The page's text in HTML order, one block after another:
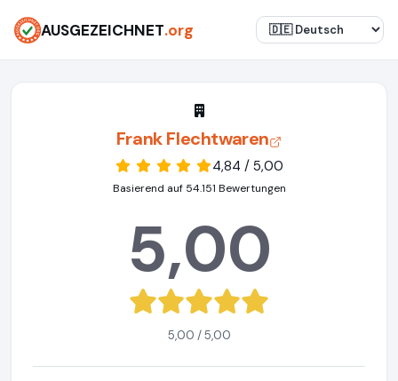
AUSGEZEICHNET.org
Frank Flechtwaren
4,84 / 5,00
Basierend auf 54.151 Bewertungen
5,00
5,00 / 5,00